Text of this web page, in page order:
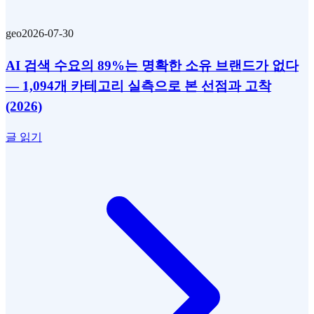
geo2026-07-30
AI 검색 수요의 89%는 명확한 소유 브랜드가 없다
— 1,094개 카테고리 실측으로 본 선점과 고착
(2026)
글 읽기